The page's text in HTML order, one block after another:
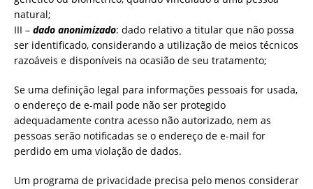
natural;
III – dado anonimizado: dado relativo a titular que não possa
ser identificado, considerando a utilização de meios técnicos
razoáveis e disponíveis na ocasião de seu tratamento;
Se uma definição legal para informações pessoais for usada,
o endereço de e-mail pode não ser protegido
adequadamente contra acesso não autorizado, nem as
pessoas serão notificadas se o endereço de e-mail for
perdido em uma violação de dados.
Um programa de privacidade precisa pelo menos considerar